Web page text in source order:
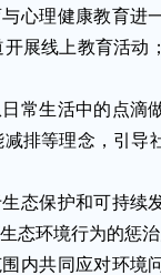
理健康教育进
展线上教育活动
生活中的点滴
排等理念，引导
保护和可持续
态环境行为的惩
共同应对环境